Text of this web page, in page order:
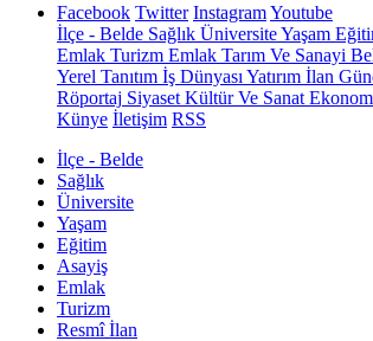
Facebook Twitter InstagramYoutube
İlçe - Belde Sağlık ÜniversiteYaşam
Emlak Turizm Emlak Tarım Ve Sanayi
Yerel Tanıtım İş Dünyası Yatırım İlan
Röportaj Siyaset Kültür Ve Sanat
Künye İletişim RSS
İlçe - Belde
Sağlık
Üniversite
Yaşam
Eğitim
Asayiş
Emlak
Turizm
Resmî İlan